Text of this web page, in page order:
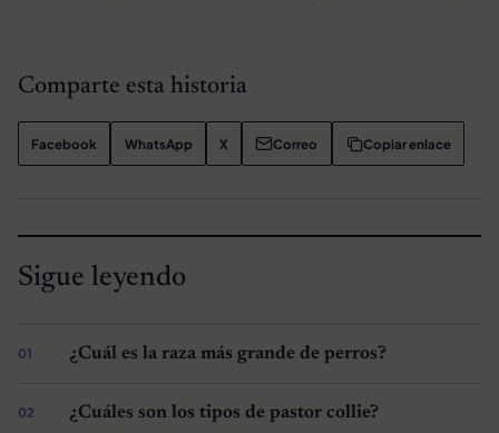
Comparte esta historia
Facebook WhatsApp X Correo Copiar enlace
Sigue leyendo
¿Cuál es la raza más grande de perros?
¿Cuáles son los tipos de pastor collie?